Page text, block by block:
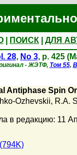
ПОИСК ДЛЯ
28, No 3, p. 425
- ЖЭТФ, Том 55,
Antiphase Spin
Ozhevskii, R.A.
в редакцию: 11